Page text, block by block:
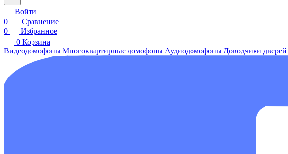
Войти
0
Сравнение
0
Избранное
0 Корзина
Видеодомофоны Многоквартирные домофоны Аудиодомофоны Доводчики дверей